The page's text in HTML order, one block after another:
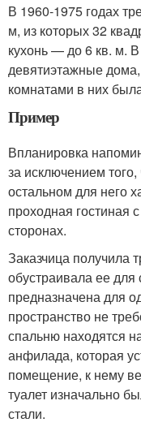
В 1960-1975 годах
м, из которых 32
кухонь — до 6 кв. м.
девятиэтажные
комнатами в них
Пример
Впланировка
за исключением
остальном для него
проходная гостиная
сторонах.
Заказчица получила
обустраивала ее для
предназначена для
пространство не
спальню находятся
анфилада, которая
помещение, к нему
туалет изначально
стали.